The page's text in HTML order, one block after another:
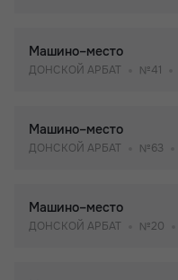
Машино–место
ДОНСКОЙ АРБАТ №41
Машино–место
ДОНСКОЙ АРБАТ №63
Машино–место
ДОНСКОЙ АРБАТ №20